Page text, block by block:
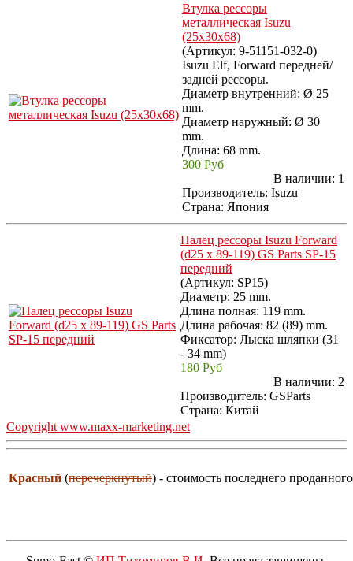
Втулка рессоры
металлическая Isuzu
(25x30x68)
(Артикул: 9-51151-032-0)
Isuzu Elf, Forward передней/
задней рессоры.
Диаметр внутренний: Ø 25
mm.
Диаметр наружный: Ø 30
mm.
Длина: 68 mm.
300 Руб
В наличии: 1
Производитель: Isuzu
Страна: Япония
Палец рессоры Isuzu Forward
(d25 x 89-119) GS Parts SP-15
передний
(Артикул: SP15)
Диаметр: 25 mm.
Длина полная: 119 mm.
Длина рабочая: 82 (89) mm.
Фиксатор: Лыска шляпки (31
- 34 mm)
180 Руб
В наличии: 2
Производитель: GSParts
Страна: Китай
Copyright www.maxx-marketing.net
Красный (перечеркнутый) - стоимость последнего